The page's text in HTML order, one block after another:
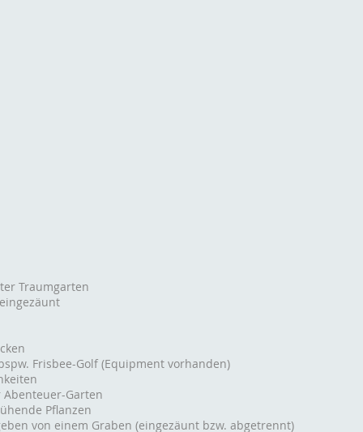
Traumgarten
Frisbee-Golf (Equipment vorhanden)
Garten
Pflanzen
von einem Graben (eingezäunt bzw. abgetrennt)